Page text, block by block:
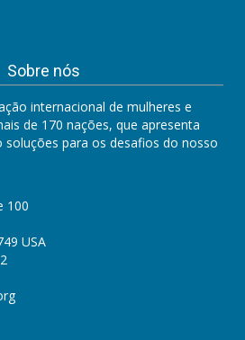
Sobre nós
internacional de mulheres e
de 170 nações, que apresenta
soluções para os desafios do nosso
100
USA